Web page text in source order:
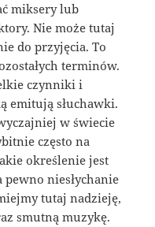
miksery lub
Nie może tutaj
do przyjęcia. To
terminów.
czynniki i
emitują słuchawki.
w świecie
często na
określenie jest
niesłychanie
tutaj nadzieję,
smutną muzykę.